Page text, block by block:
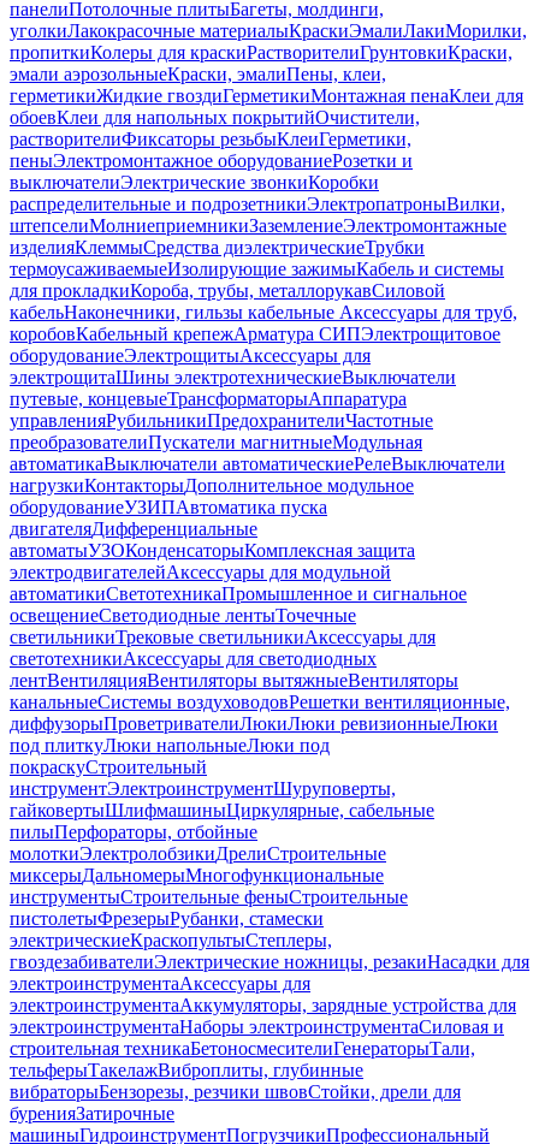
панелиПотолочные плитыБагеты, молдинги,
уголкиЛакокрасочные материалыКраскиЭмалиЛакиМорилки,
пропиткиКолеры для краскиРастворителиГрунтовкиКраски,
эмали аэрозольныеКраски, эмалиПены, клеи,
герметикиЖидкие гвоздиГерметикиМонтажная пенаКлеи для
обоевКлеи для напольных покрытийОчистители,
растворителиФиксаторы резьбыКлеиГерметики,
пеныЭлектромонтажное оборудованиеРозетки и
выключателиЭлектрические звонкиКоробки
распределительные и подрозетникиЭлектропатроныВилки,
штепселиМолниеприемникиЗаземлениеЭлектромонтажные
изделияКлеммыСредства диэлектрическиеТрубки
термоусаживаемыеИзолирующие зажимыКабель и системы
для прокладкиКороба, трубы, металлорукавСиловой
кабельНаконечники, гильзы кабельные Аксессуары для труб,
коробовКабельный крепежАрматура СИПЭлектрощитовое
оборудованиеЭлектрощитыАксессуары для
электрощитаШины электротехническиеВыключатели
путевые, концевыеТрансформаторыАппаратура
управленияРубильникиПредохранителиЧастотные
преобразователиПускатели магнитныеМодульная
автоматикаВыключатели автоматическиеРелеВыключатели
нагрузкиКонтакторыДополнительное модульное
оборудованиеУЗИПАвтоматика пуска
двигателяДифференциальные
автоматыУЗОКонденсаторыКомплексная защита
электродвигателейАксессуары для модульной
автоматикиСветотехникаПромышленное и сигнальное
освещениеСветодиодные лентыТочечные
светильникиТрековые светильникиАксессуары для
светотехникиАксессуары для светодиодных
лентВентиляцияВентиляторы вытяжныеВентиляторы
канальныеСистемы воздуховодовРешетки вентиляционные,
диффузорыПроветривателиЛюкиЛюки ревизионныеЛюки
под плиткуЛюки напольныеЛюки под
покраскуСтроительный
инструментЭлектроинструментШуруповерты,
гайковертыШлифмашиныЦиркулярные, сабельные
пилыПерфораторы, отбойные
молоткиЭлектролобзикиДрелиСтроительные
миксерыДальномерыМногофункциональные
инструментыСтроительные феныСтроительные
пистолетыФрезерыРубанки, стамески
электрическиеКраскопультыСтеплеры,
гвоздезабивателиЭлектрические ножницы, резакиНасадки для
электроинструментаАксессуары для
электроинструментаАккумуляторы, зарядные устройства для
электроинструментаНаборы электроинструментаСиловая и
строительная техникаБетоносмесителиГенераторыТали,
тельферыТакелажВиброплиты, глубинные
вибраторыБензорезы, резчики швовСтойки, дрели для
буренияЗатирочные
машиныГидроинструментПогрузчикиПрофессиональный